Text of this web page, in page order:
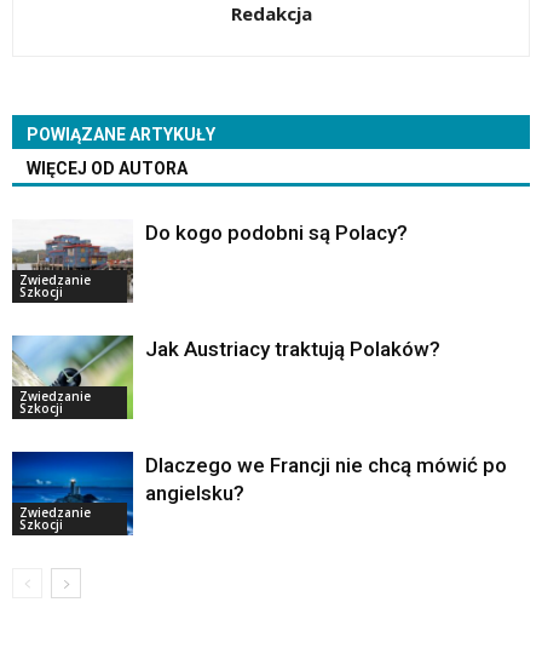
Redakcja
POWIĄZANE ARTYKUŁY
WIĘCEJ OD AUTORA
Zwiedzanie
Szkocji
Do kogo podobni są Polacy?
Zwiedzanie
Szkocji
Jak Austriacy traktują Polaków?
Zwiedzanie
Szkocji
Dlaczego we Francji nie chcą mówić po
angielsku?